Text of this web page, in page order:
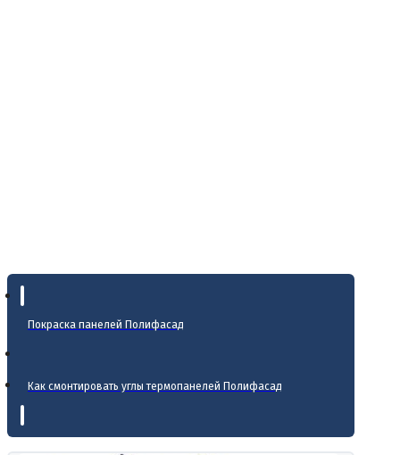
Покраска панелей Полифасад
Как смонтировать углы термопанелей Полифасад